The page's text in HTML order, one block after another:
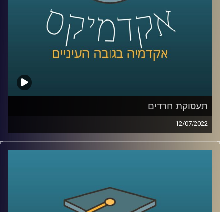
לשיחה עם ד"ר הלה אקסלרד על טרנספורמציה דיגיטלית –
לשיחה עם ד"ר הלה אקסלרד על תעסוקת חרדים –
תעסוקת חרדים
12/07/2022
כיום חיים בישראל כמיליון ומאתיים אלף חרדים, שהם כ-12%
מהאוכלוסייה בישראל, ובשנת 2035 האוכלוסייה החרדית צפויה
מכלל השכירים בתחום, וכ-3% מכלל הגברים החרדים